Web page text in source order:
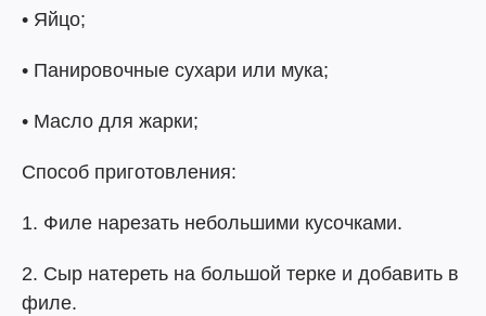
• Яйцо;
• Панировочные сухари или мука;
• Масло для жарки;
Способ приготовления:
1. Филе нарезать небольшими кусочками.
2. Сыр натереть на большой терке и добавить в
филе.